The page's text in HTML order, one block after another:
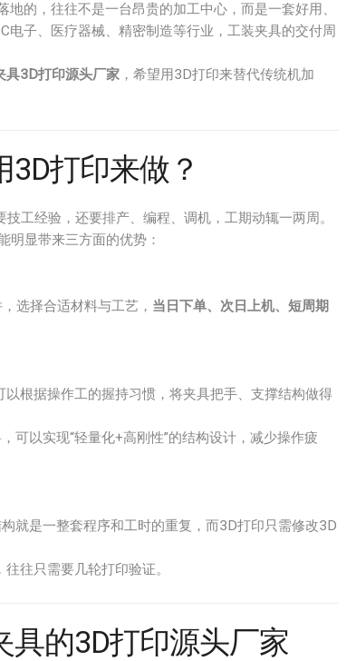
地的，往往不是一台昂贵的加工中心，而是一套好用、
电子、医疗器械、精密制造等行业，工装夹具的交付周
具3D打印源头厂家 ，希望用3D打印来替代传统机加
打印来做？
工经验，还要排产、编程、调机，工期动辄一两周。
明显带来三方面的优势：
选择合适材料与工艺， 当日下单、次日上机、短周期
根据操作工的握持习惯，将夹具把手、支撑结构做得
可以实现“轻量化+高刚性”的结构设计，减少操作疲
就是一整套程序和工时的重复，而3D打印只需修改3D
往往只需要几轮打印验证。
的3D打印源头厂家